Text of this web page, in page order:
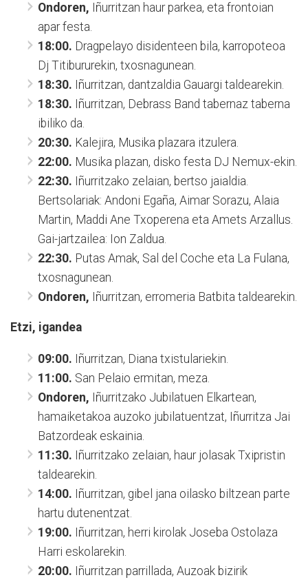
Ondoren, Iñurritzan haur parkea, eta frontoian
apar festa.
18:00. Dragpelayo disidenteen bila, karropoteoa
Dj Titibururekin, txosnagunean.
18:30. Iñurritzan, dantzaldia Gauargi taldearekin.
18:30. Iñurritzan, Debrass Band tabernaz taberna
ibiliko da.
20:30. Kalejira, Musika plazara itzulera.
22:00. Musika plazan, disko festa DJ Nemux-ekin.
22:30. Iñurritzako zelaian, bertso jaialdia.
Bertsolariak: Andoni Egaña, Aimar Sorazu, Alaia
Martin, Maddi Ane Txoperena eta Amets Arzallus.
Gai-jartzailea: Ion Zaldua.
22:30. Putas Amak, Sal del Coche eta La Fulana,
txosnagunean.
Ondoren, Iñurritzan, erromeria Batbita taldearekin.
Etzi, igandea
09:00. Iñurritzan, Diana txistulariekin.
11:00. San Pelaio ermitan, meza.
Ondoren, Iñurritzako Jubilatuen Elkartean,
hamaiketakoa auzoko jubilatuentzat, Iñurritza Jai
Batzordeak eskainia.
11:30. Iñurritzako zelaian, haur jolasak Txipristin
taldearekin.
14:00. Iñurritzan, gibel jana oilasko biltzean parte
hartu dutenentzat.
19:00. Iñurritzan, herri kirolak Joseba Ostolaza
Harri eskolarekin.
20:00. Iñurritzan parrillada, Auzoak bizirik